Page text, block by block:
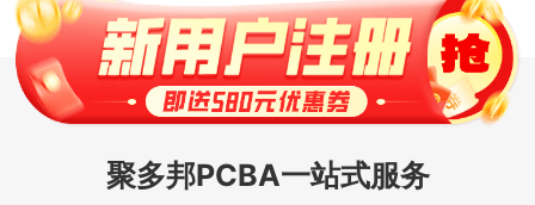
聚多邦PCBA一站式服务